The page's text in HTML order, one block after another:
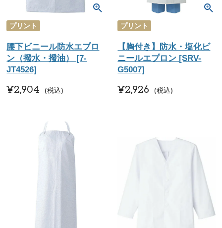
プリント
腰下ビニール防水エプロ
ン（撥水・撥油） [7-
JT4526]
¥2,904 税込
プリント
【胸付き】防水・塩化ビ
ニールエプロン [SRV-
G5007]
¥2,926 税込